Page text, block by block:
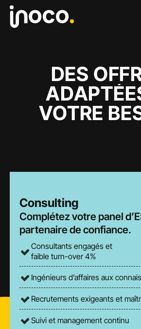
DES
VOTRE
Consulting
Complétez votre panel
partenaire de confiance.
Consultants engagés et
faible turn-over 4%
Ingénieurs d’affaires aux
Recrutements exigeants et
Suivi et management continu